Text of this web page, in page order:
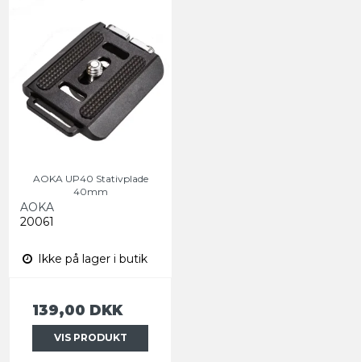
AOKA UP40 Stativplade
40mm
AOKA
20061
Ikke på lager i butik
139,00 DKK
VIS PRODUKT